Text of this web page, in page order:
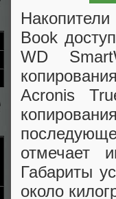
Book
WD
Acronis
отмечает
Габариты
около